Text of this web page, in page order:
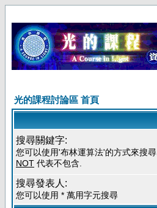
光的課程討論區 首頁
搜尋關鍵字:
您可以使用'布林運算法'的方式來搜尋.
NOT 代表不包含.
搜尋發表人:
您可以使用 * 萬用字元搜尋